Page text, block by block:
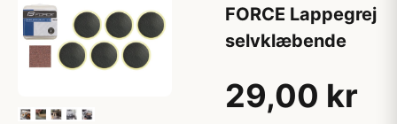
FORCE Lappegrej
selvklæbende
29,00 kr